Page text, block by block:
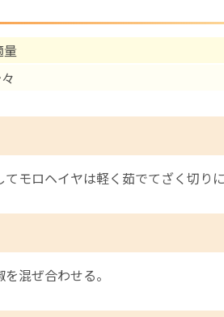
モロヘイヤは軽く茹でてざく切りに
混ぜ合わせる。
English Page